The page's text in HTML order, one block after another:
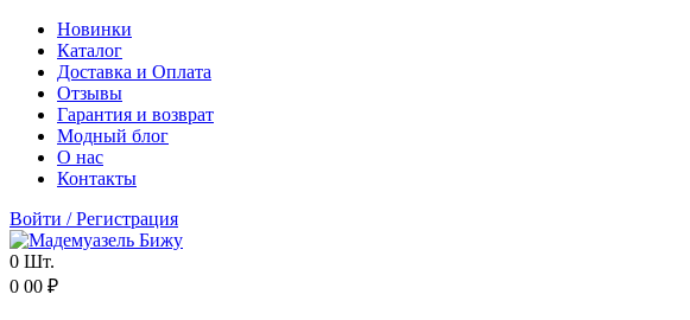
Новинки
Каталог
Доставка и Оплата
Отзывы
Гарантия и возврат
Модный блог
О нас
Контакты
Войти /Регистрация
0 Шт.
0 00 ₽